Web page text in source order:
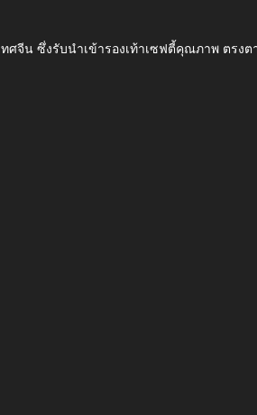
ทศจีน ซึ่งรับนำเข้ารองเท้าเซฟตี้คุณภาพ ตร